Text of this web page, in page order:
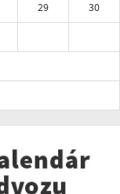
29
30